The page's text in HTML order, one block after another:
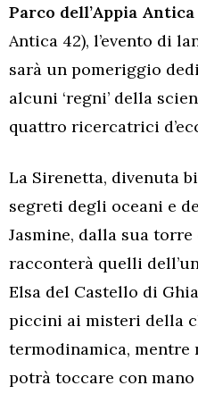
Parco dell’Appia
Antica 42), l’evento di
sarà un pomeriggio
alcuni ‘regni’ della
quattro ricercatrici
La Sirenetta, divenuta
segreti degli oceani e
Jasmine, dalla sua torre
racconterà quelli
Elsa del Castello di
piccini ai misteri della
termodinamica, mentre
potrà toccare con mano